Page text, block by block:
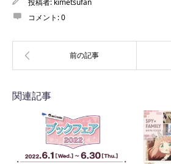
コメント:0
関連記事